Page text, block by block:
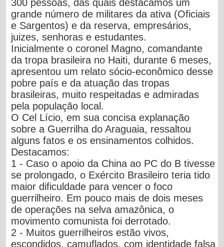
300 pessoas, das quais destacamos um
grande número de militares da ativa (Oficiais
e Sargentos) e da reserva, empresários,
juizes, senhoras e estudantes.
Inicialmente o coronel Magno, comandante
da tropa brasileira no Haiti, durante 6 meses,
apresentou um relato sócio-econômico desse
pobre país e da atuação das tropas
brasileiras, muito respeitadas e admiradas
pela população local.
O Cel Lício, em sua concisa explanação
sobre a Guerrilha do Araguaia, ressaltou
alguns fatos e os ensinamentos colhidos.
Destacamos:
1 - Caso o apoio da China ao PC do B tivesse
se prolongado, o Exército Brasileiro teria tido
maior dificuldade para vencer o foco
guerrilheiro. Em pouco mais de dois meses
de operações na selva amazônica, o
movimento comunista foi derrotado.
2 - Muitos guerrilheiros estão vivos,
escondidos, camuflados, com identidade falsa